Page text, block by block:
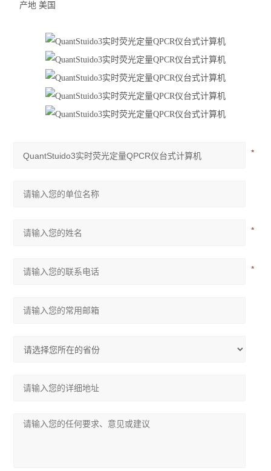
产地 美国